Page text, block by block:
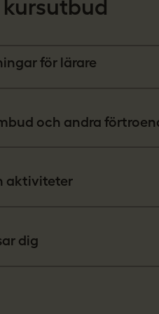
för lärare
och andra
aktiviteter
dig